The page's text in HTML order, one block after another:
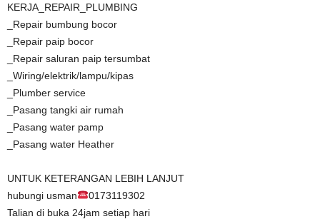
KERJA_REPAIR_PLUMBING
_Repair bumbung bocor
_Repair paip bocor
_Repair saluran paip tersumbat
_Wiring/elektrik/lampu/kipas
_Plumber service
_Pasang tangki air rumah
_Pasang water pamp
_Pasang water Heather
UNTUK KETERANGAN LEBIH LANJUT
hubungi usman
0173119302
Talian di buka 24jam setiap hari